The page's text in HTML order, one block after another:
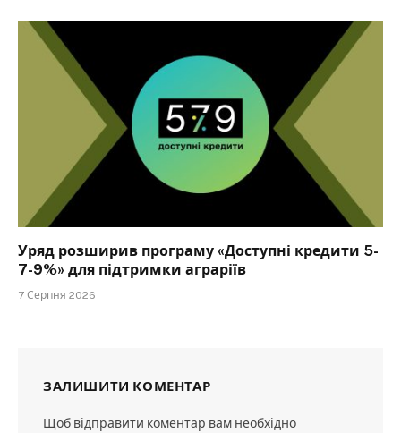
Уряд розширив програму «Доступні кредити 5-
7-9%» для підтримки аграріїв
7 Серпня 2026
ЗАЛИШИТИ КОМЕНТАР
Щоб відправити коментар вам необхідно